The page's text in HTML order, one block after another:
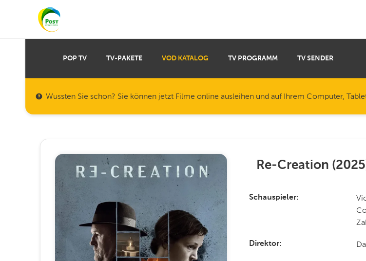
POP TV TV-PAKETE VOD KATALOG TV PROGRAMM TV SENDER
Wussten Sie schon? Sie können jetzt Filme online ausleihen und auf Ihrem Computer,
Re-Creation (2025
Schauspieler
Direktor